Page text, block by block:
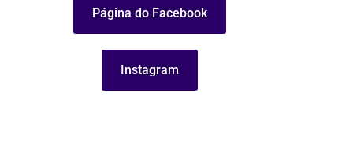
Página do Facebook
Instagram